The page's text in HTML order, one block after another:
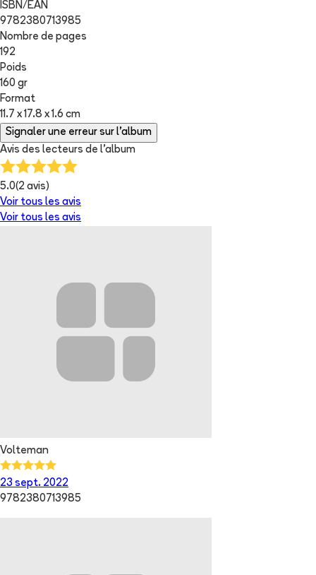
ISBN/EAN
9782380713985
Nombre de pages
192
Poids
160 gr
Format
11.7 x 17.8 x 1.6 cm
Signaler une erreur sur l'album
Avis des lecteurs de l'album
5.0(2 avis)
Voir tous les avis
Voir tous les avis
Volteman
23 sept. 2022
9782380713985